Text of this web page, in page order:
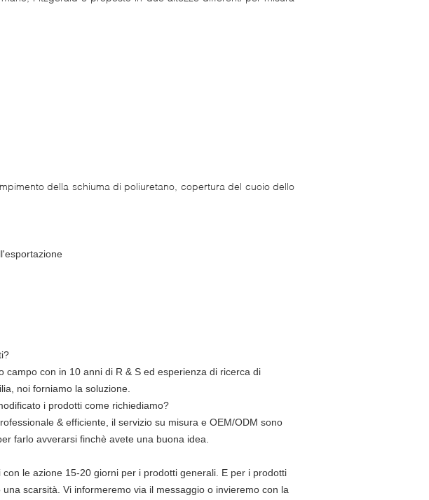
della schiuma di poliuretano, copertura del cuoio dello
campo con in 10 anni di R & S ed esperienza di ricerca di
noi forniamo la soluzione.
i prodotti come richiediamo?
& efficiente, il servizio su misura e OEM/ODM sono
farlo avverarsi finchè avete una buona idea.
le azione 15-20 giorni per i prodotti generali. E per i prodotti
scarsità. Vi informeremo via il messaggio o invieremo con la